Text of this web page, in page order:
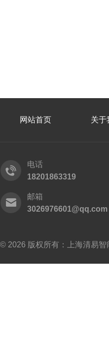
网站首页 关于
电话
18201863319
邮箱
3026976601@qq.com
© 2026 版权所有：上海清易